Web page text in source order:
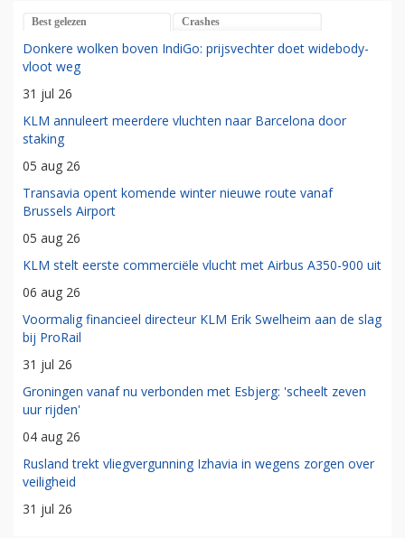
Best gelezen Crashes
Donkere wolken boven IndiGo: prijsvechter doet widebody-
vloot weg
31 jul 26
KLM annuleert meerdere vluchten naar Barcelona door
staking
05 aug 26
Transavia opent komende winter nieuwe route vanaf
Brussels Airport
05 aug 26
KLM stelt eerste commerciële vlucht met Airbus A350-900 uit
06 aug 26
Voormalig financieel directeur KLM Erik Swelheim aan de slag
bij ProRail
31 jul 26
Groningen vanaf nu verbonden met Esbjerg: 'scheelt zeven
uur rijden'
04 aug 26
Rusland trekt vliegvergunning Izhavia in wegens zorgen over
veiligheid
31 jul 26